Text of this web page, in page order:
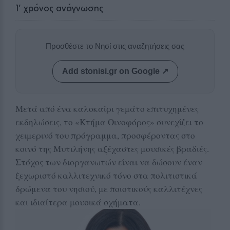
1' χρόνος ανάγνωσης
Προσθέστε το Νησί στις αναζητήσεις σας
Add stonisi.gr on Google ↗
Μετά από ένα καλοκαίρι γεμάτο επιτυχημένες
εκδηλώσεις, το «Κτήμα Οινοφόρος» συνεχίζει το
χειμερινό του πρόγραμμα, προσφέροντας στο
κοινό της Μυτιλήνης αξέχαστες μουσικές βραδιές.
Στόχος των διοργανωτών είναι να δώσουν έναν
ξεχωριστό καλλιτεχνικό τόνο στα πολιτιστικά
δρώμενα του νησιού, με ποιοτικούς καλλιτέχνες
και ιδιαίτερα μουσικά σχήματα.